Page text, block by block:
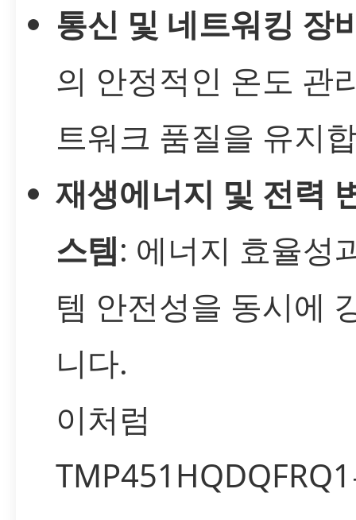
통신 및 네트워킹 장
의 안정적인 온도 관
트워크 품질을 유지
재생에너지 및 전력
스템: 에너지 효율성
템 안전성을 동시에
니다.
이처럼